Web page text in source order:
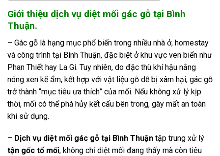
Giới thiệu dịch vụ diệt mối gác gỗ tại Bình
Thuận.
– Gác gỗ là hạng mục phổ biến trong nhiều nhà ở, homestay
và công trình tại Bình Thuận, đặc biệt ở khu vực ven biển như
Phan Thiết hay La Gi. Tuy nhiên, do đặc thù khí hậu nắng
nóng xen kẽ ẩm, kết hợp với vật liệu gỗ dễ bị xâm hại, gác gỗ
trở thành “mục tiêu ưa thích” của mối. Nếu không xử lý kịp
thời, mối có thể phá hủy kết cấu bên trong, gây mất an toàn
khi sử dụng.
– Dịch vụ diệt mối gác gỗ tại Bình Thuận tập trung xử lý
tận gốc tổ mối, không chỉ diệt mối đang thấy mà còn tiêu